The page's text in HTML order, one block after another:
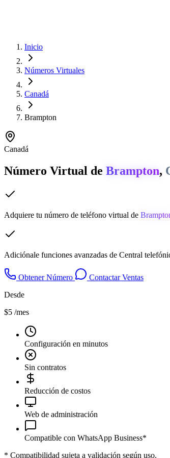
Inicio
Números Virtuales
Canadá
Brampton
Canadá
Número Virtual de Brampton,
Adquiere tu número de teléfono virtual de
Adiciónale funciones avanzadas de Central
Obtener Número
Contactar Ventas
Desde
$5 /mes
Configuración en minutos
Sin contratos
Reducción de costos
Web de administración
Compatible con WhatsApp Business*
* Compatibilidad sujeta a validación según uso.